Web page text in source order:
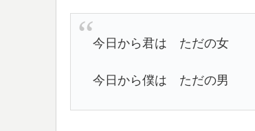
今日から君は ただの女
今日から僕は ただの男